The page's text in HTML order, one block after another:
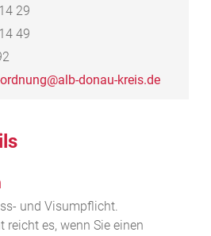
29
49
donau-kreis.de
und Visumpflicht.
reicht es, wenn Sie einen